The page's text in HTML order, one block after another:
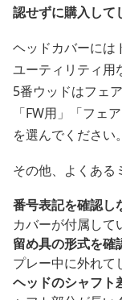
認せずに購入して
ヘッドカバーには
ユーティリティ用
5番ウッドはフェ
「FW用」「フェ
を選んでください。
その他、よくある
番号表記を確認し
カバーが付属して
留め具の形式を確
プレー中に外れて
ヘッドのシャフト